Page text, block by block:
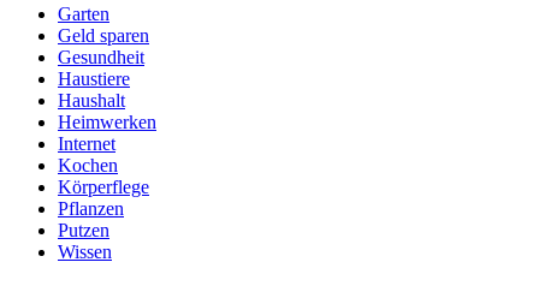
Garten
Geld sparen
Gesundheit
Haustiere
Haushalt
Heimwerken
Internet
Kochen
Körperflege
Pflanzen
Putzen
Wissen